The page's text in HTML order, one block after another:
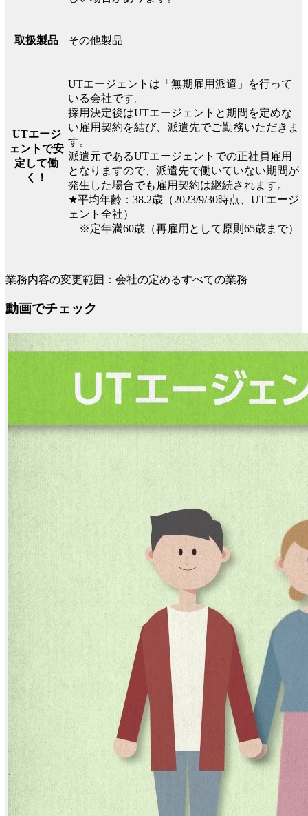
取扱製品 その他製品
UTエージ
ェントで安
定して働
く！
UTエージェントは「無期雇用派遣」を行って
いる会社です。
採用決定後はUTエージェントと期間を定めな
い雇用契約を結び、派遣先でご勤務いただきま
す。
派遣元であるUTエージェントでの正社員雇用
となりますので、派遣先で働いていない期間が
発生した場合でも雇用契約は継続されます。
★平均年齢：38.2歳（2023/9/30時点、UTエージ
ェント全社）
※定年満60歳（再雇用として原則65歳まで）
業務内容の変更範囲：会社の定めるすべての業務
動画でチェック